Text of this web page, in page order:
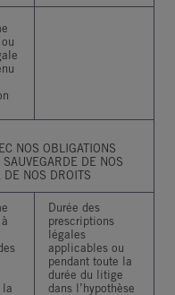
NOS OBLIGATIONS
DE NOS
DE NOS
DROITS
la
Durée des
prescriptions
légales
applicables ou
pendant toute la
durée du litige
dans l’hypothèse